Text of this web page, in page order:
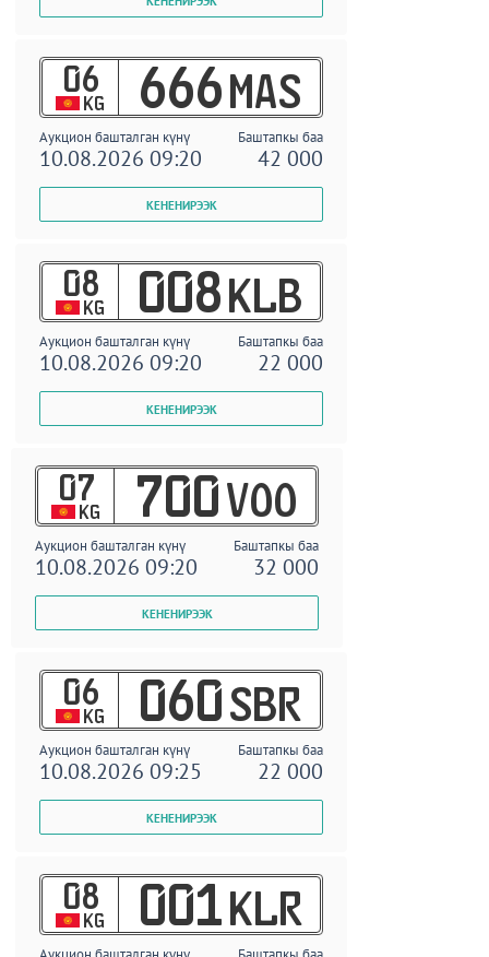
06
KG 666 MAS
Аукцион башталган күнү Баштапкы баа
10.08.2026 09:20 42 000
08
KG 008 KLB
Аукцион башталган күнү Баштапкы баа
10.08.2026 09:20 22 000
07
KG 700 VOO
Аукцион башталган күнү Баштапкы баа
10.08.2026 09:20 32 000
06
KG 060 SBR
Аукцион башталган күнү Баштапкы баа
10.08.2026 09:25 22 000
08
KG 001 KLR